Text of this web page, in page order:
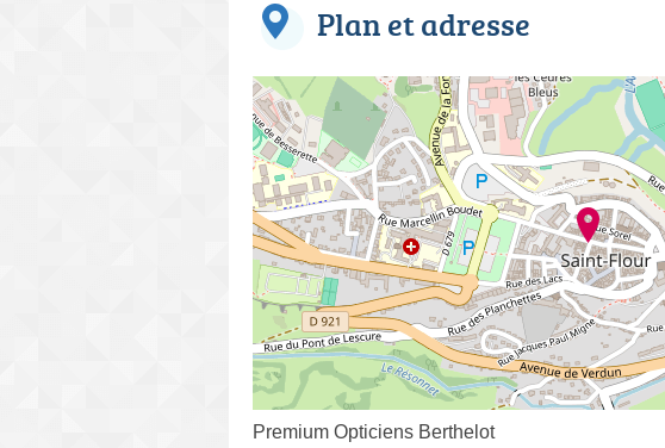
Plan et adresse
Premium Opticiens Berthelot